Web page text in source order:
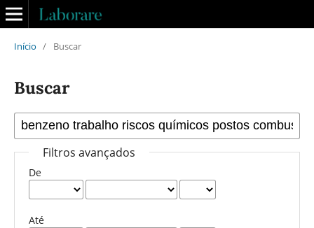
Início / Buscar
Buscar
Filtros avançados
De
Até